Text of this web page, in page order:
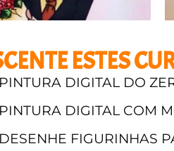
ESTES
DIGITAL DO
DIGITAL COM
FIGURINHAS